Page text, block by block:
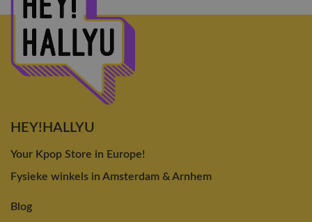
HEY!HALLYU
Your Kpop Store in Europe!
Fysieke winkels in Amsterdam & Arnhem
Blog